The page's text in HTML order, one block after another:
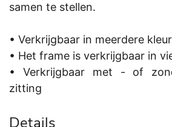
samen te stellen.
• Verkrijgbaar in meerdere
• Het frame is verkrijgbaar in
• Verkrijgbaar met - of
zitting
Details